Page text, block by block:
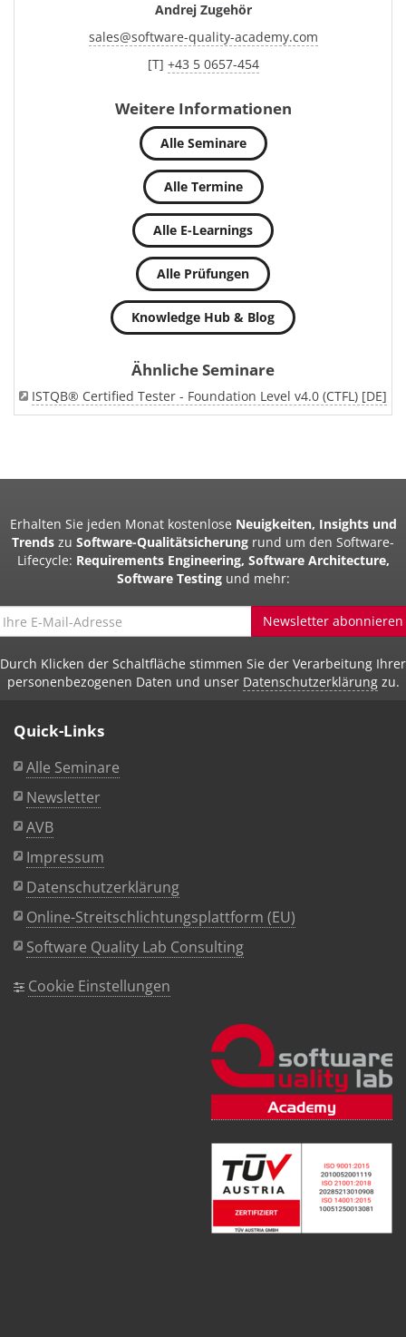
Andrej Zugehör
sales@software-quality-academy.com
[T] +43 5 0657-454
Weitere Informationen
Alle Seminare
Alle Termine
Alle E-Learnings
Alle Prüfungen
Knowledge Hub & Blog
Ähnliche Seminare
ISTQB® Certified Tester - Foundation Level v4.0 (CTFL) [DE]
Erhalten Sie jeden Monat kostenlose Neuigkeiten, Insights und
Trends zu Software-Qualitätsicherung rund um den Software-
Lifecycle: Requirements Engineering, Software Architecture,
Software Testingund mehr:
Newsletter abonnieren
Durch Klicken der Schaltfläche stimmen Sie der Verarbeitung Ihrer
personenbezogenen Daten und unser Datenschutzerklärungzu.
Quick-Links
Alle Seminare
Newsletter
AVB
Impressum
Datenschutzerklärung
Online-Streitschlichtungsplattform (EU)
Software Quality Lab Consulting
Cookie Einstellungen